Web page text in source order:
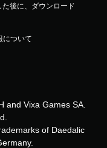
後に、ダウンロード
について
and Vixa Games SA.
of Daedalic